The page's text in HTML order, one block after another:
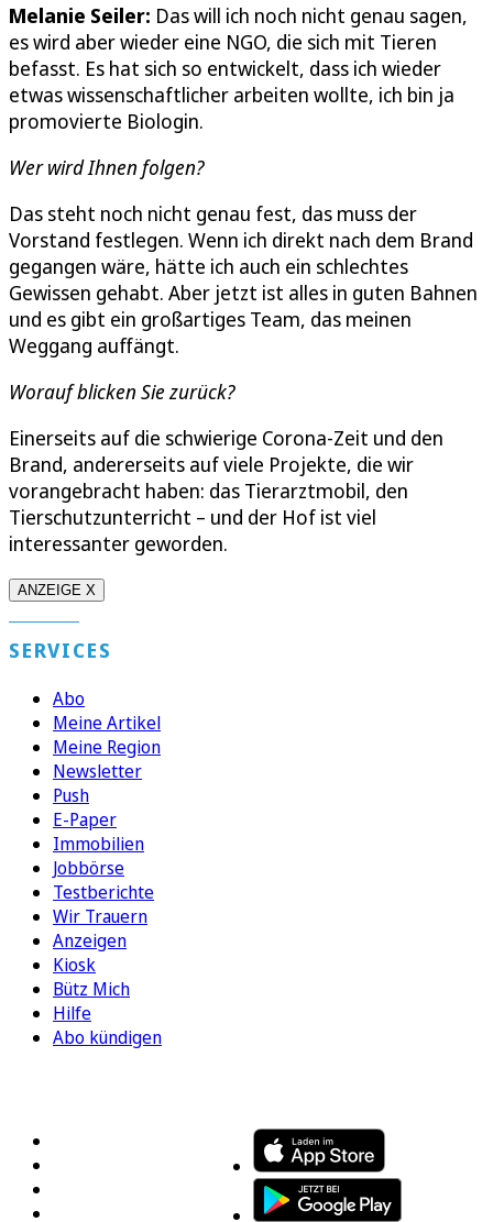
Melanie Seiler: Das will ich noch nicht genau sagen,
es wird aber wieder eine NGO, die sich mit Tieren
befasst. Es hat sich so entwickelt, dass ich wieder
etwas wissenschaftlicher arbeiten wollte, ich bin ja
promovierte Biologin.
Wer wird Ihnen folgen?
Das steht noch nicht genau fest, das muss der
Vorstand festlegen. Wenn ich direkt nach dem Brand
gegangen wäre, hätte ich auch ein schlechtes
Gewissen gehabt. Aber jetzt ist alles in guten Bahnen
und es gibt ein großartiges Team, das meinen
Weggang auffängt.
Worauf blicken Sie zurück?
Einerseits auf die schwierige Corona-Zeit und den
Brand, andererseits auf viele Projekte, die wir
vorangebracht haben: das Tierarztmobil, den
Tierschutzunterricht – und der Hof ist viel
interessanter geworden.
ANZEIGE X
SERVICES
Abo
Meine Artikel
Meine Region
Newsletter
Push
E-Paper
Immobilien
Jobbörse
Testberichte
Wir Trauern
Anzeigen
Kiosk
Bütz Mich
Hilfe
Abo kündigen